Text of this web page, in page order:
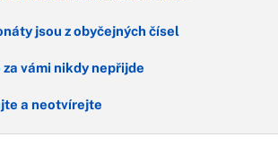
jsou z obyčejných čísel
za vámi nikdy nepřijde
a neotvírejte